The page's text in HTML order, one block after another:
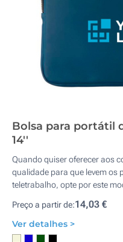
Bolsa para portátil
14''
Quando quiser oferecer aos
qualidade para que levem os
teletrabalho, opte por este
Preço a partir de:14,03 €
Ver detalhes >